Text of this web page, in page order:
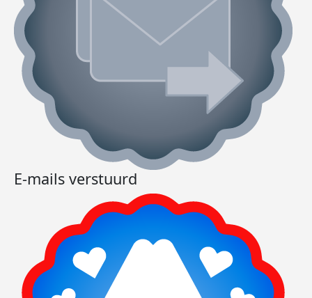
E-mails verstuurd